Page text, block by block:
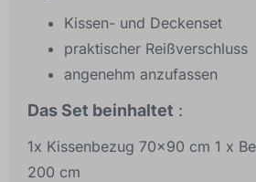
Kissen- und Deckenset
praktischer Reißverschluss
angenehm anzufassen
Das Set beinhaltet :
1x Kissenbezug 70x90 cm 1 x
200 cm